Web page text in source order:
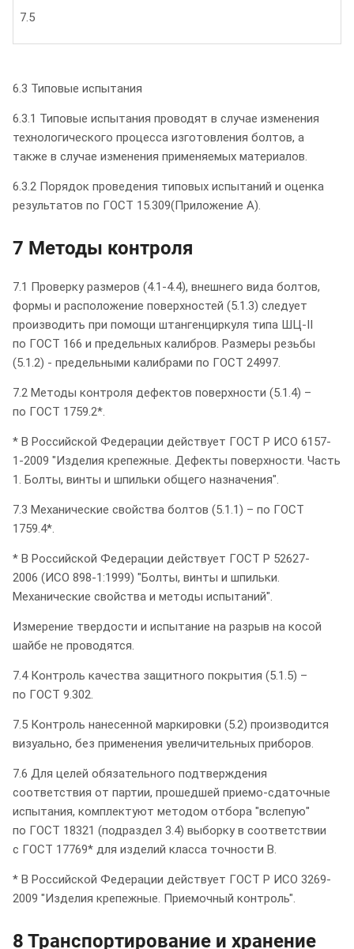
7.5
6.3 Типовые испытания
6.3.1 Типовые испытания проводят в случае изменения
технологического процесса изготовления болтов, а
также в случае изменения применяемых материалов.
6.3.2 Порядок проведения типовых испытаний и оценка
результатов по ГОСТ 15.309(Приложение А).
7 Методы контроля
7.1 Проверку размеров (4.1-4.4), внешнего вида болтов,
формы и расположение поверхностей (5.1.3) следует
производить при помощи штангенциркуля типа ШЦ-II
по ГОСТ 166 и предельных калибров. Размеры резьбы
(5.1.2) - предельными калибрами по ГОСТ 24997.
7.2 Методы контроля дефектов поверхности (5.1.4) –
по ГОСТ 1759.2*.
* В Российской Федерации действует ГОСТ Р ИСО 6157-
1-2009 "Изделия крепежные. Дефекты поверхности. Часть
1. Болты, винты и шпильки общего назначения".
7.3 Механические свойства болтов (5.1.1) – по ГОСТ
1759.4*.
* В Российской Федерации действует ГОСТ Р 52627-
2006 (ИСО 898-1:1999) "Болты, винты и шпильки.
Механические свойства и методы испытаний".
Измерение твердости и испытание на разрыв на косой
шайбе не проводятся.
7.4 Контроль качества защитного покрытия (5.1.5) –
по ГОСТ 9.302.
7.5 Контроль нанесенной маркировки (5.2) производится
визуально, без применения увеличительных приборов.
7.6 Для целей обязательного подтверждения
соответствия от партии, прошедшей приемо-сдаточные
испытания, комплектуют методом отбора "вслепую"
по ГОСТ 18321 (подраздел 3.4) выборку в соответствии
с ГОСТ 17769* для изделий класса точности В.
* В Российской Федерации действует ГОСТ Р ИСО 3269-
2009 "Изделия крепежные. Приемочный контроль".
8 Транспортирование и хранение